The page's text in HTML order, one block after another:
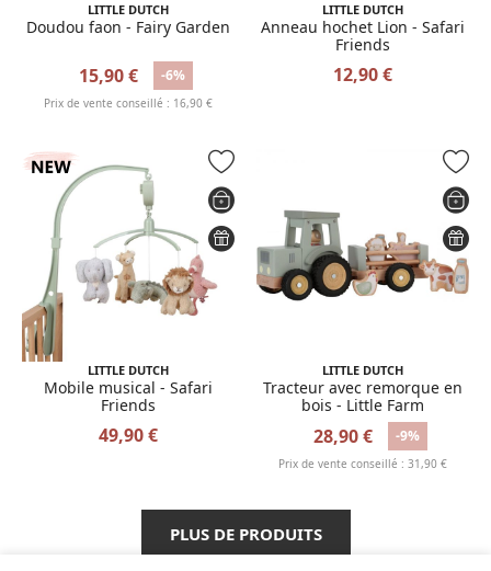
LITTLE DUTCH
Doudou faon - Fairy Garden
15,90 € -6%
Prix de vente conseillé : 16,90 €
LITTLE DUTCH
Anneau hochet Lion - Safari
Friends
12,90 €
LITTLE DUTCH
Mobile musical - Safari
Friends
49,90 €
LITTLE DUTCH
Tracteur avec remorque en
bois - Little Farm
28,90 € -9%
Prix de vente conseillé : 31,90 €
PLUS DE PRODUITS